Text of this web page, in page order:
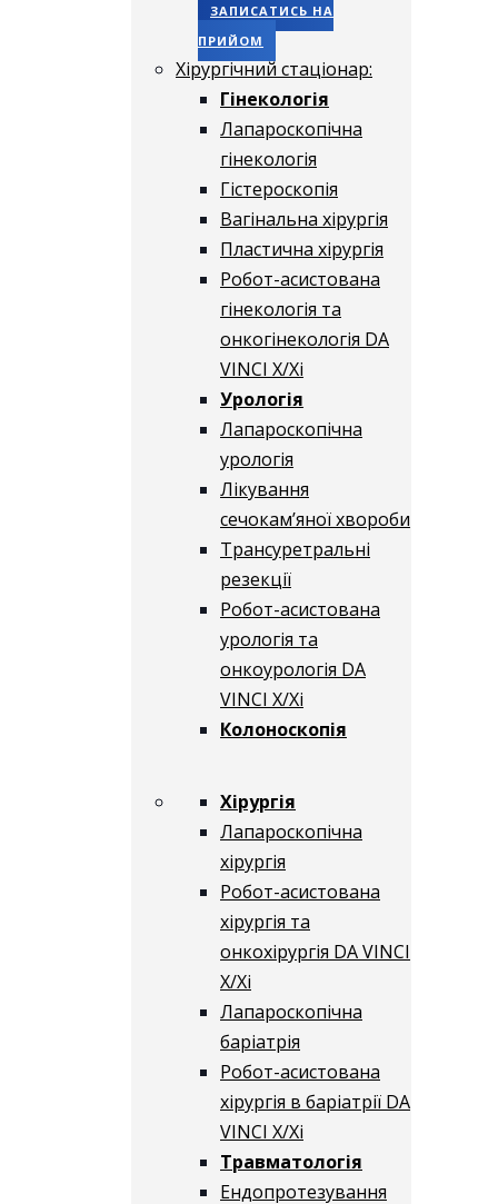
ЗАПИСАТИСЬ НА
ПРИЙОМ
Хірургічний стаціонар:
Гінекологія
Лапароскопічна
гінекологія
Гістероскопія
Вагінальна хірургія
Пластична хірургія
Робот-асистована
гінекологія та
онкогінекологія DA
VINCI X/Xі
Урологія
Лапароскопічна
урологія
Лікування
сечокам’яної хвороби
Трансуретральні
резекції
Робот-асистована
урологія та
онкоурологія DA
VINCI X/Xі
Колоноскопія
Хірургія
Лапароскопічна
хірургія
Робот-асистована
хірургія та
онкохірургія DA VINCI
X/Xі
Лапароскопічна
баріатрія
Робот-асистована
хірургія в баріатрії DA
VINCI X/Xі
Травматологія
Ендопротезування